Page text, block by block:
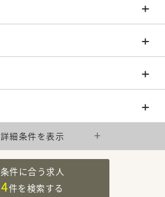
詳細条件を表示
条件に合う求人
4件を検索する